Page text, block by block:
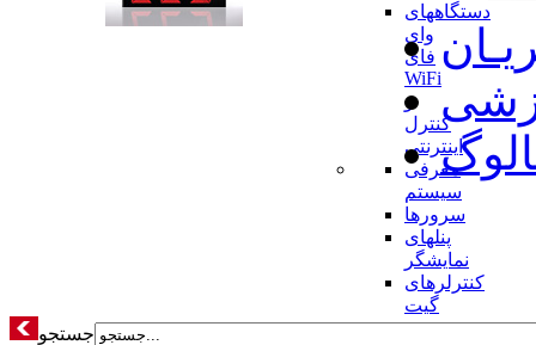
دستگاههای
وای
فای
WiFi
و
کنترل
اینترنتی
معرفی
سیستم
سرورها
پنلهای
نمایشگر
کنترلرهای
گیت
جستجو